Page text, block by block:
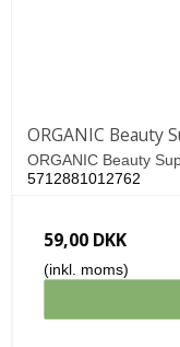
ORGANIC Beauty
ORGANIC Beauty
5712881012762
59,00 DKK
(inkl. moms)